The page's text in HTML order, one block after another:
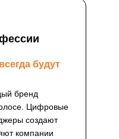
бренд
Цифровые
создают
компании
будут